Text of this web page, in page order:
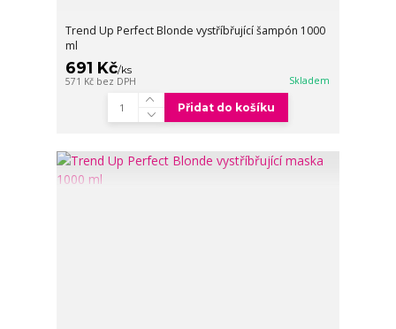
Trend Up Perfect Blonde vystříbřující šampón 1000
ml
691 Kč/ks
571 Kč bez DPH Skladem
Přidat do košíku